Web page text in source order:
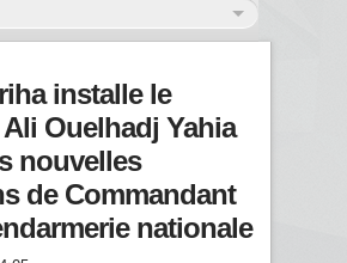
installe le
Ouelhadj Yahia
nouvelles
de Commandant
nationale